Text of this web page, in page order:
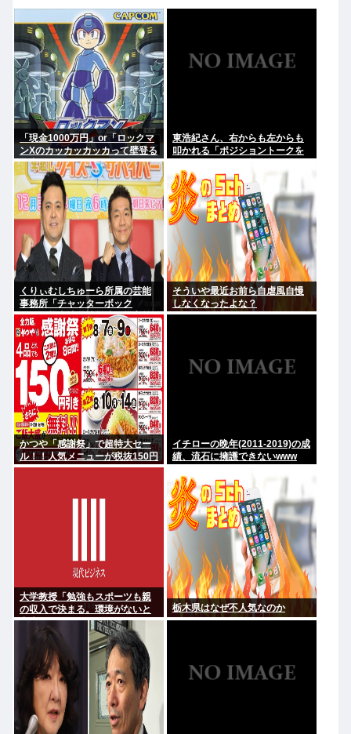
「現金1000万円」or「ロックマ
ンXのカッカッカッカって壁登る
能力」
東浩紀さん、右からも左からも
叩かれる「ポジショントークを
擁護されるwww
くりぃむしちゅーら所属の芸能
事務所「チャッターボック
ス」、熊本地震被災地に災害義
援金寄付を発表
そういや最近お前ら自虐風自慢
しなくなったよな？
かつや「感謝祭」で超特大セー
ル！！人気メニューが税抜150円
引き！！！
イチローの晩年(2011-2019)の成
績、流石に擁護できないwww
大学教授「勉強もスポーツも親
の収入で決まる。環境がないと
出来るわけがない」
栃木県はなぜ不人気なのか